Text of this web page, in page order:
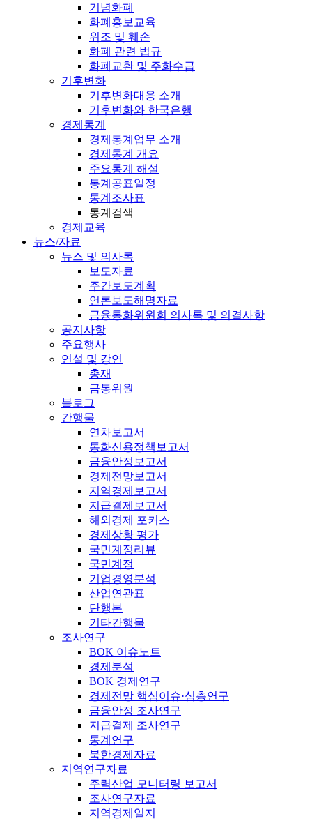
기념화폐
화폐홍보교육
위조 및 훼손
화폐 관련 법규
화폐교환 및 주화수급
기후변화
기후변화대응 소개
기후변화와 한국은행
경제통계
경제통계업무 소개
경제통계 개요
주요통계 해설
통계공표일정
통계조사표
통계검색
경제교육
뉴스/자료
뉴스 및 의사록
보도자료
주간보도계획
언론보도해명자료
금융통화위원회 의사록 및 의결사항
공지사항
주요행사
연설 및 강연
총재
금통위원
블로그
간행물
연차보고서
통화신용정책보고서
금융안정보고서
경제전망보고서
지역경제보고서
지급결제보고서
해외경제 포커스
경제상황 평가
국민계정리뷰
국민계정
기업경영분석
산업연관표
단행본
기타간행물
조사연구
BOK 이슈노트
경제분석
BOK 경제연구
경제전망 핵심이슈·심층연구
금융안정 조사연구
지급결제 조사연구
통계연구
북한경제자료
지역연구자료
주력산업 모니터링 보고서
조사연구자료
지역경제일지